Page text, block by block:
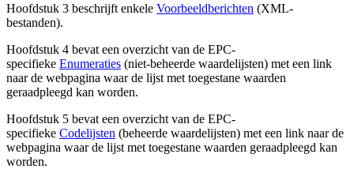
Hoofdstuk 3 beschrijft enkele Voorbeeldberichten (XML-
bestanden).
Hoofdstuk 4 bevat een overzicht van de EPC-
specifieke Enumeraties (niet-beheerde waardelijsten) met een link
naar de webpagina waar de lijst met toegestane waarden
geraadpleegd kan worden.
Hoofdstuk 5 bevat een overzicht van de EPC-
specifieke Codelijsten (beheerde waardelijsten) met een link naar de
webpagina waar de lijst met toegestane waarden geraadpleegd kan
worden.